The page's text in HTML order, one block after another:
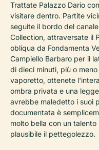
Trattate Palazzo Dario
visitare dentro. Partite
seguite il bordo del
Collection, attraversate il
obliqua da Fondamenta
Campiello Barbaro per il
di dieci minuti, più o
vaporetto, ottenete
ombra privata e una
avrebbe maledetto i suoi
documentata è
molto bella con un
plausibile il pettegolezzo.